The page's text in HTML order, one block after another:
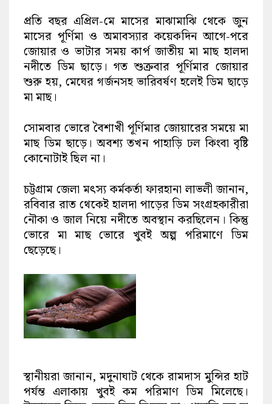
প্রতি বছর এপ্রিল-মে মাসের মাঝামাঝি থেকে জুন
মাসের পূর্ণিমা ও অমাবস্যার কয়েকদিন আগে-পরে
জোয়ার ও ভাটার সময় কার্প জাতীয় মা মাছ হালদা
নদীতে ডিম ছাড়ে। গত শুক্রবার পূর্ণিমার জোয়ার
শুরু হয়, মেঘের গর্জনসহ ভারিবর্ষণ হলেই ডিম ছাড়ে
মা মাছ।
সোমবার ভোরে বৈশাখী পূর্ণিমার জোয়ারের সময়ে মা
মাছ ডিম ছাড়ে। অবশ্য তখন পাহাড়ি ঢল কিংবা বৃষ্টি
কোনোটাই ছিল না।
চট্টগ্রাম জেলা মৎস্য কর্মকর্তা ফারহানা লাভলী জানান,
রবিবার রাত থেকেই হালদা পাড়ের ডিম সংগ্রহকারীরা
নৌকা ও জাল নিয়ে নদীতে অবস্থান করছিলেন। কিন্তু
ভোরে মা মাছ ভোরে খুবই অল্প পরিমাণে ডিম
ছেড়েছে।
স্থানীয়রা জানান, মদুনাঘাট থেকে রামদাস মুন্সির হাট
পর্যন্ত এলাকায় খুবই কম পরিমাণ ডিম মিলেছে।